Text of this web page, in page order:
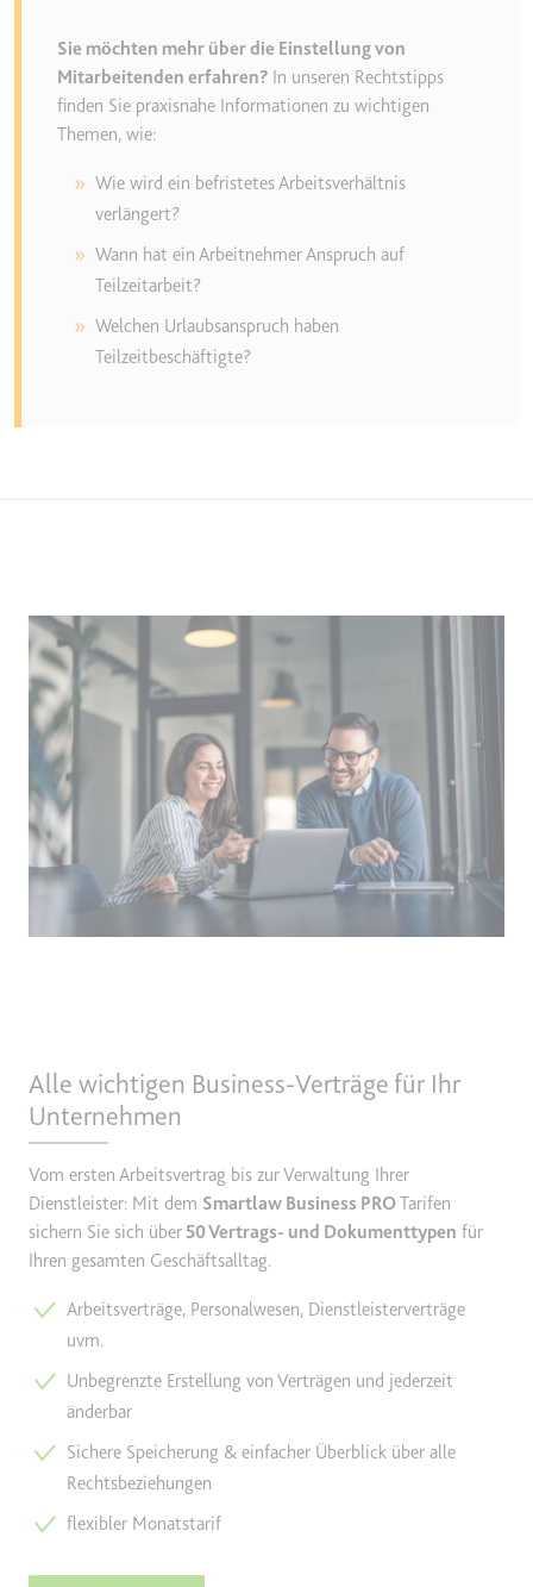
Ablauf:
180 Tage
Typ:
HTTP-Cookie
LAST_RESULT_ENTRY_KEY
Anbieter:
Zweck:
Wird verwendet, um die
Interaktion der Nutzer mit
verfolgen.
Sitzung
eingebetteten Inhalten zu
verfolgen.
Ablauf:
Typ:
IndexedDB
ServiceWorkerLogsDatabase#SWHealthLog
Anbieter:
youtube.com
Zweck:
Notwendig für die
Implementierung und
TESTCOOKIESENABLED
Anbieter:
Zweck:
Wird verwendet, um die
Interaktion der Nutzer mit
eingebetteten Inhalten zu
verfolgen.
Typ:
yt-icons-last-purged
Anbieter:
youtube.com
Zweck:
Notwendig für die
Implementierung und
Sie möchten mehr über die Einstellung von
Mitarbeitenden erfahren? In unseren Rechtstipps
finden Sie praxisnahe Informationen zu wichtigen
Themen, wie:
Wie wird ein befristetes Arbeitsverhältnis
verlängert?
Wann hat ein Arbeitnehmer Anspruch auf
Teilzeitarbeit?
Welchen Urlaubsanspruch haben
Teilzeitbeschäftigte?
Image
Alle wichtigen Business-Verträge für Ihr
Unternehmen
Vom ersten Arbeitsvertrag bis zur Verwaltung Ihrer
Dienstleister: Mit dem Smartlaw Business PROTarifen
sichern Sie sich über 50 Vertrags- und Dokumenttypen für
Ihren gesamten Geschäftsalltag.
Arbeitsverträge, Personalwesen, Dienstleisterverträge
uvm.
Unbegrenzte Erstellung von Verträgen und jederzeit
änderbar
Sichere Speicherung & einfacher Überblick über alle
Rechtsbeziehungen
flexibler Monatstarif